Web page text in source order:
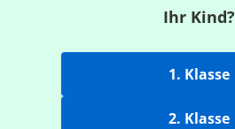
Ihr Kind?
1. Klasse
2. Klasse